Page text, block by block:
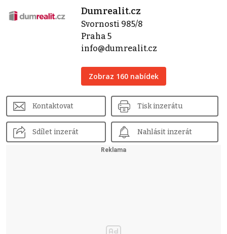
Dumrealit.cz
Svornosti 985/8
Praha 5
info@dumrealit.cz
Zobraz 160 nabídek
Kontaktovat Tisk inzerátu
Sdílet inzerát Nahlásit inzerát